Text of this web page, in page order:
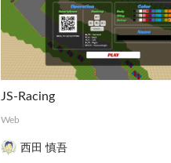
JS-Racing
Web
西田 慎吾